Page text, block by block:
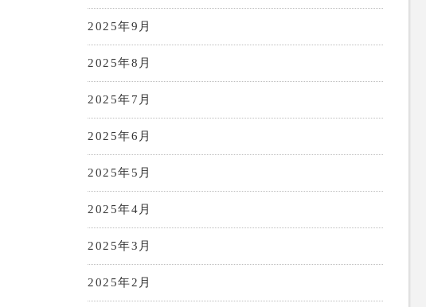
2025年9月
2025年8月
2025年7月
2025年6月
2025年5月
2025年4月
2025年3月
2025年2月